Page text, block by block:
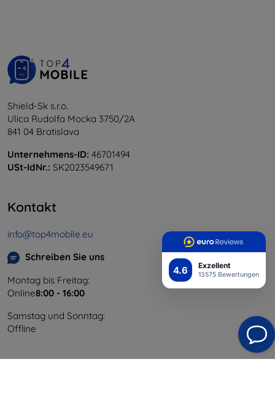
4.6 Exzellent
13575 Bewertungen
Shield-Sk s.r.o.
Ulica Rudolfa Mocka 3750/2A
841 04 Bratislava
Unternehmens-ID: 46701494
USt-IdNr.: SK2023549671
Kontakt
info@top4mobile.eu
Schreiben Sie uns
Montag bis Freitag:
Online8:00 - 16:00
Samstag und Sonntag:
Offline